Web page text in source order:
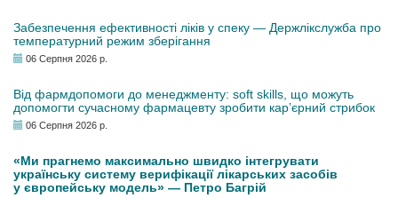
Забезпечення ефективності ліків у спеку — Держлікслужба про
температурний режим зберігання
06 Серпня 2026 р.
Від фармдопомоги до менеджменту: soft skills, що можуть
допомогти сучасному фармацевту зробити кар’єрний стрибок
06 Серпня 2026 р.
«Ми прагнемо максимально швидко інтегрувати
українську систему верифікації лікарських засобів
у європейську модель» — Петро Багрій